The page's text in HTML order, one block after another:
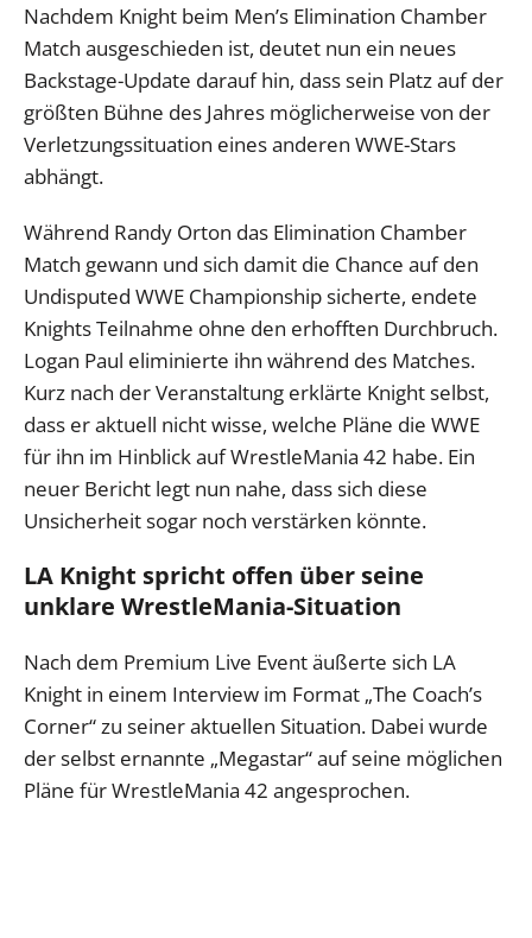
Nachdem Knight beim Men’s Elimination Chamber
Match ausgeschieden ist, deutet nun ein neues
Backstage-Update darauf hin, dass sein Platz auf der
größten Bühne des Jahres möglicherweise von der
Verletzungssituation eines anderen WWE-Stars
abhängt.
Während Randy Orton das Elimination Chamber
Match gewann und sich damit die Chance auf den
Undisputed WWE Championship sicherte, endete
Knights Teilnahme ohne den erhofften Durchbruch.
Logan Paul eliminierte ihn während des Matches.
Kurz nach der Veranstaltung erklärte Knight selbst,
dass er aktuell nicht wisse, welche Pläne die WWE
für ihn im Hinblick auf WrestleMania 42 habe. Ein
neuer Bericht legt nun nahe, dass sich diese
Unsicherheit sogar noch verstärken könnte.
LA Knight spricht offen über seine
unklare WrestleMania-Situation
Nach dem Premium Live Event äußerte sich LA
Knight in einem Interview im Format „The Coach’s
Corner“ zu seiner aktuellen Situation. Dabei wurde
der selbst ernannte „Megastar“ auf seine möglichen
Pläne für WrestleMania 42 angesprochen.